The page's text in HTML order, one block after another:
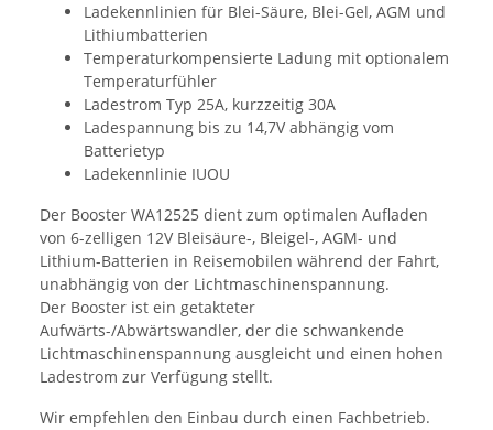
Ladekennlinien für Blei-Säure, Blei-Gel, AGM und
Lithiumbatterien
Temperaturkompensierte Ladung mit optionalem
Temperaturfühler
Ladestrom Typ 25A, kurzzeitig 30A
Ladespannung bis zu 14,7V abhängig vom
Batterietyp
Ladekennlinie IUOU
Der Booster WA12525 dient zum optimalen Aufladen
von 6-zelligen 12V Bleisäure-, Bleigel-, AGM- und
Lithium-Batterien in Reisemobilen während der Fahrt,
unabhängig von der Lichtmaschinenspannung.
Der Booster ist ein getakteter
Aufwärts-/Abwärtswandler, der die schwankende
Lichtmaschinenspannung ausgleicht und einen hohen
Ladestrom zur Verfügung stellt.
Wir empfehlen den Einbau durch einen Fachbetrieb.